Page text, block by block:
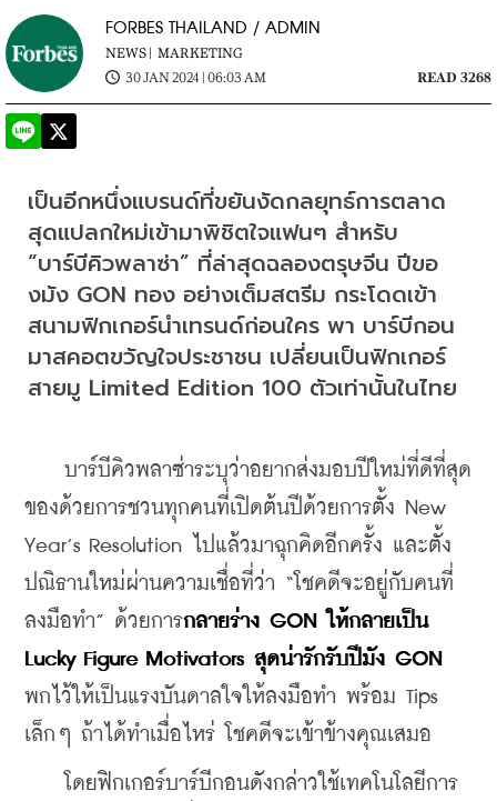
FORBES THAILAND / ADMIN
NEWS | MARKETING
30 JAN 2024 | 06:03 AM
READ 3268
เป็นอีกหนึ่งแบรนด์ที่ขยันงัดกลยุทธ์การตลาด
สุดแปลกใหม่เข้ามาพิชิตใจแฟนๆ สำหรับ
“บาร์บีคิวพลาซ่า” ที่ล่าสุดฉลองตรุษจีน ปีขอ
งมัง GON ทอง อย่างเต็มสตรีม กระโดดเข้า
สนามฟิกเกอร์นำเทรนด์ก่อนใคร พา บาร์บีกอน
มาสคอตขวัญใจประชาชน เปลี่ยนเป็นฟิกเกอร์
สายมู Limited Edition 100 ตัวเท่านั้นในไทย
บาร์บีคิวพลาซ่าระบุว่าอยากส่งมอบปีใหม่ที่ดีที่สุด
ของด้วยการชวนทุกคนที่เปิดต้นปีด้วยการตั้ง New
Year’s Resolution ไปแล้วมาฉุกคิดอีกครั้ง และตั้ง
ปณิธานใหม่ผ่านความเชื่อที่ว่า “โชคดีจะอยู่กับคนที่
ลงมือทำ” ด้วยการกลายร่าง GON ให้กลายเป็น
Lucky Figure Motivators สุดน่ารักรับปีมัง GON
พกไว้ให้เป็นแรงบันดาลใจให้ลงมือทำ พร้อม Tips
เล็กๆ ถ้าได้ทำเมื่อไหร่ โชคดีจะเข้าข้างคุณเสมอ
โดยฟิกเกอร์บาร์บีกอนดังกล่าวใช้เทคโนโลยีการ